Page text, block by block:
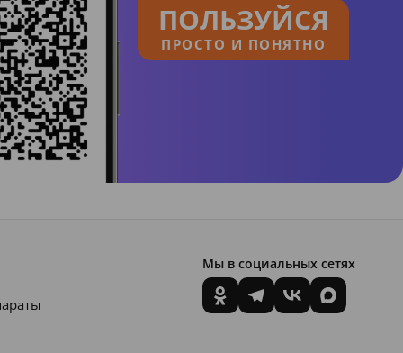
ПОЛЬЗУЙСЯ
ПРОСТО И ПОНЯТНО
Мы в социальных сетях